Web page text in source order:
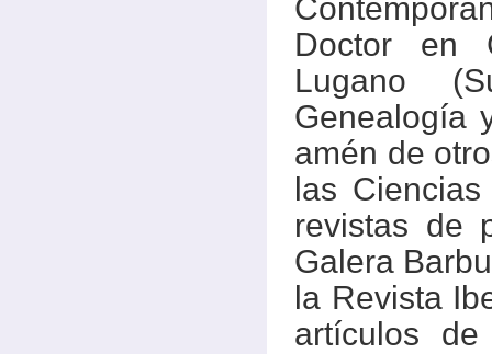
Doctor en
Lugano
Genealogía
amén de
las
revistas de
Galera
la Revista
artículos